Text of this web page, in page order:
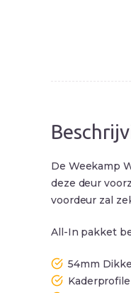
De Weekamp
deze deur
voordeur zal
All-In pakket
54mm